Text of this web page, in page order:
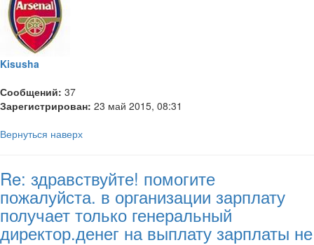
Kisusha
Сообщений: 37
Зарегистрирован: 23 май 2015, 08:31
Вернуться наверх
Re: здравствуйте! помогите
пожалуйста. в организации зарплату
получает только генеральный
директор.денег на выплату зарплаты не